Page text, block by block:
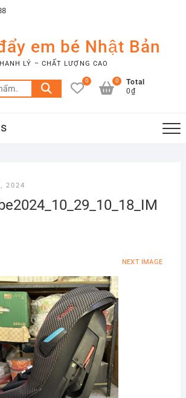
em bé Nhật Bản
LÝ – CHẤT LƯỢNG CAO
Tìm
kiếm:
0
Total
0₫
0
2024
NEXT IMAGE